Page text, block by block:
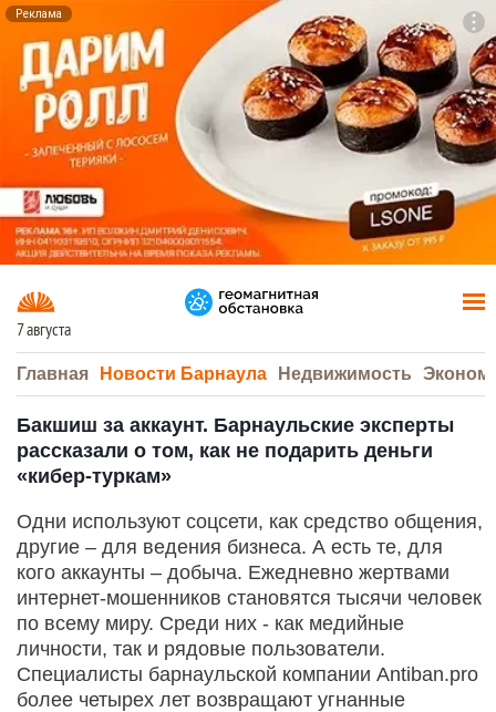
Реклама
7 августа
Главная Новости Барнаула Недвижимость
Бакшиш за аккаунт. Барнаульские эксперты
рассказали о том, как не подарить деньги
«кибер-туркам»
Одни используют соцсети, как средство общения,
другие – для ведения бизнеса. А есть те, для
кого аккаунты – добыча. Ежедневно жертвами
интернет-мошенников становятся тысячи человек
по всему миру. Среди них - как медийные
личности, так и рядовые пользователи.
Специалисты барнаульской компании Antiban.pro
более четырех лет возвращают угнанные